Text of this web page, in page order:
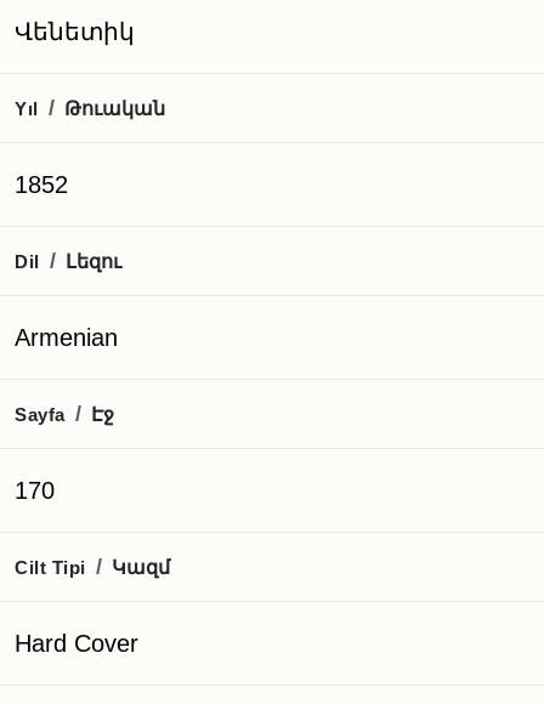
Վենետիկ
Yıl / Թուական
1852
Dil / Լեզու
Armenian
Sayfa / Էջ
170
Cilt Tipi / Կազմ
Hard Cover